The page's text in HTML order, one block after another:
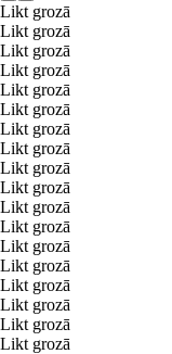
Likt grozā
Likt grozā
Likt grozā
Likt grozā
Likt grozā
Likt grozā
Likt grozā
Likt grozā
Likt grozā
Likt grozā
Likt grozā
Likt grozā
Likt grozā
Likt grozā
Likt grozā
Likt grozā
Likt grozā
Likt grozā